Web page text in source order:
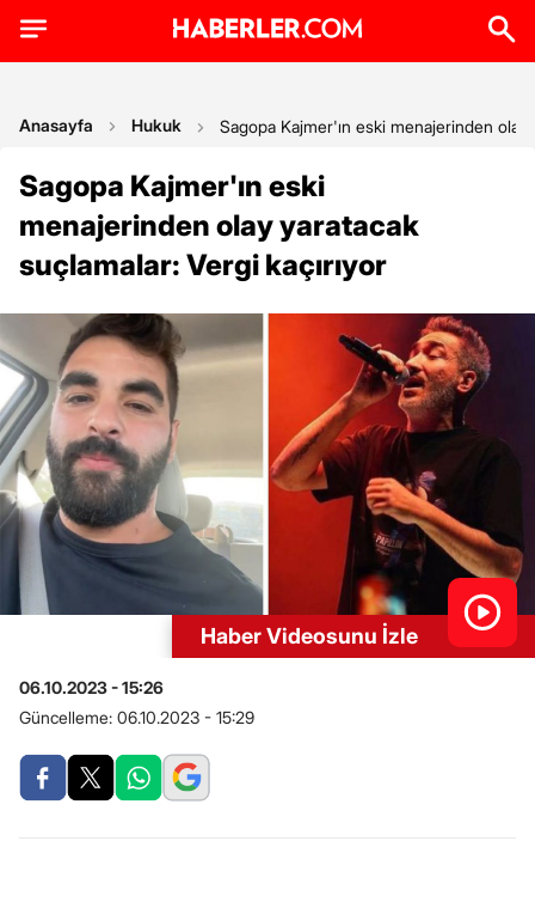
Anasayfa Hukuk Sagopa Kajmer'ın eski menajerinden olay
Sagopa Kajmer'ın eski
menajerinden olay yaratacak
suçlamalar: Vergi kaçırıyor
Haber Videosunu İzle
06.10.2023 - 15:26
Güncelleme: 06.10.2023 - 15:29